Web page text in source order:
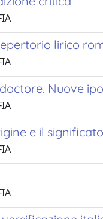
lirico
Nuove
e il